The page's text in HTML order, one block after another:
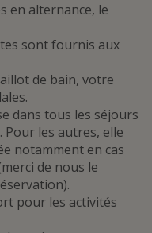
en alternance, le
sont fournis aux
de bain, votre
dans tous les séjours
Pour les autres, elle
notamment en cas
de nous le
pour les activités